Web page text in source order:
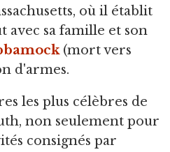
où il établit
avec sa famille et son
(mort vers
d'armes.
les plus célèbres de
non seulement pour
consignés par